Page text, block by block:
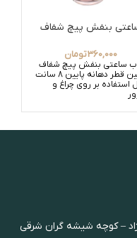
بنفش پیچ شفاف
360,000تومان
ساعتی بنفش پیچ شفاف
لبچین قطر دهانه پایین 8 سانت
استفاده بر روی چراغ و
– کوچه شیشه گران شرقی